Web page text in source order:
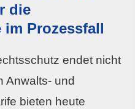
die
im Prozessfall
endet nicht
Anwalts- und
bieten heute